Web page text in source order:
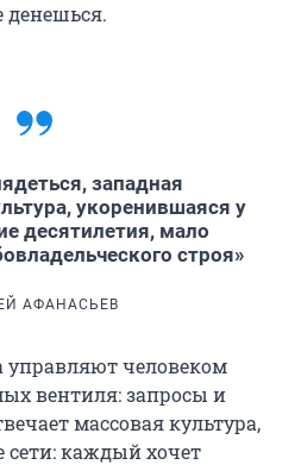
денешься.
западная
укоренившаяся у
десятилетия, мало
строя»
АФАНАСЬЕВ
управляют человеком
вентиля: запросы и
массовая культура,
сети: каждый хочет